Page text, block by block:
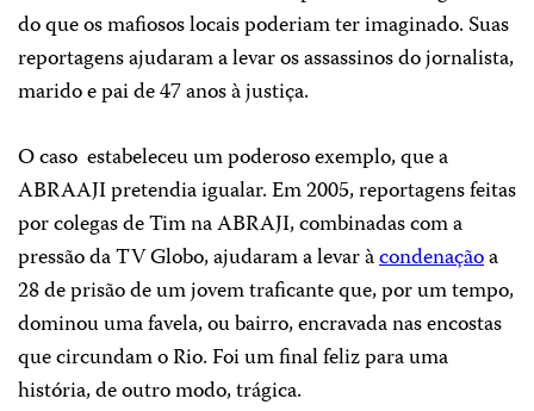
do que os mafiosos locais poderiam ter imaginado. Suas
reportagens ajudaram a levar os assassinos do jornalista,
marido e pai de 47 anos à justiça.
O caso estabeleceu um poderoso exemplo, que a
ABRAAJI pretendia igualar. Em 2005, reportagens feitas
por colegas de Tim na ABRAJI, combinadas com a
pressão da TV Globo, ajudaram a levar àcondenaçãoa
28 de prisão de um jovem traficante que, por um tempo,
dominou uma favela, ou bairro, encravada nas encostas
que circundam o Rio. Foi um final feliz para uma
história, de outro modo, trágica.